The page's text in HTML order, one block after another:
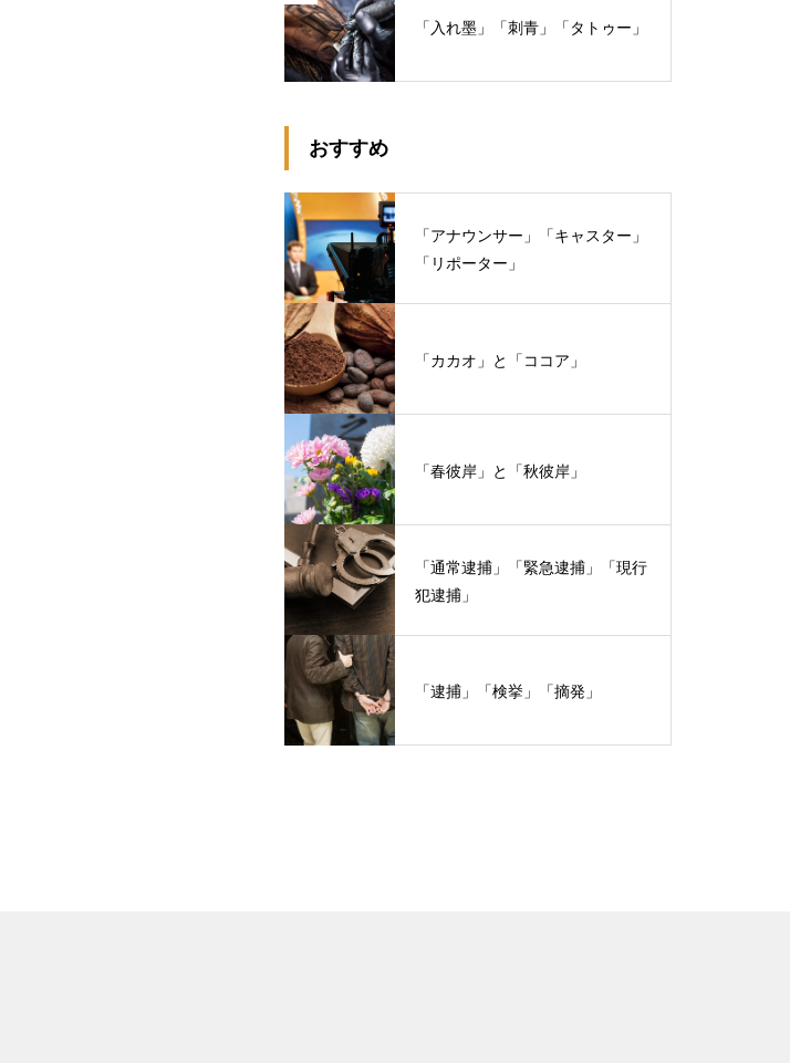
「入れ墨」「刺青」「タトゥー」
おすすめ
「アナウンサー」「キャスター」
「リポーター」
「カカオ」と「ココア」
「春彼岸」と「秋彼岸」
「通常逮捕」「緊急逮捕」「現行
犯逮捕」
「逮捕」「検挙」「摘発」